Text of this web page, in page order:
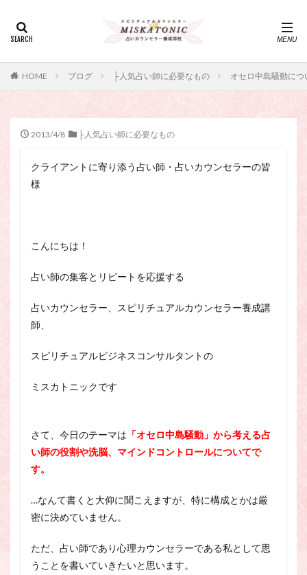
HOME ブログ ├人気占い師に必要なもの オセロ中島騒動に
2013/4/8 ├人気占い師に必要なもの
クライアントに寄り添う占い師・占いカウンセラーの皆
様
こんにちは！
占い師の集客とリピートを応援する
占いカウンセラー、スピリチュアルカウンセラー養成講
師、
スピリチュアルビジネスコンサルタントの
ミスカトニックです
さて、今日のテーマは 「オセロ中島騒動」から考える占
い師の役割や洗脳、マインドコントロールについてで
す。
…なんて書くと大仰に聞こえますが、特に構成とかは厳
密に決めていません。
ただ、占い師であり心理カウンセラーである私として思
うことを書いていきたいと思います。
ー、占い師、占い師になりたい、占い講座
引き寄せの法則
心理療法
波動の法則
占い師になりたい
スピリチュアル・セラピー
サイコセラピー
スピリチュアル・カウンセラーになりたい
スピリチュアル・セッション
アル・カウンセラーになりたい、スピリチュアル・カウンセリ
カウンセラー、占いカウンセリング、占いセラピー、占い師、
占い師になりたい、占い講座
ヒプノセラピー
則
占いカウンセラー
検索